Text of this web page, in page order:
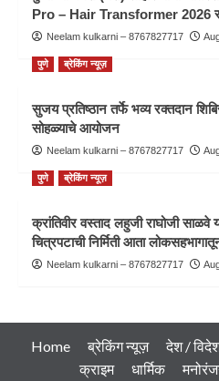
Pro – Hair Transformer 2026
Neelam kulkarni – 8767827717
पुणे ब्रेकिंग न्यूज़
सुजय प्रतिष्ठान तर्फे भव्य रक्तदान
सोहळ्याचे आयोजन
Neelam kulkarni – 8767827717
पुणे ब्रेकिंग न्यूज़
क्रांतिवीर वस्ताद लहुजी राघोजी साळवे
चित्रपटाची निर्मिती आता
Neelam kulkarni – 8767827717
Home ब्रेकिंग न्यूज़ देश /
क्राइम
धार्मिक